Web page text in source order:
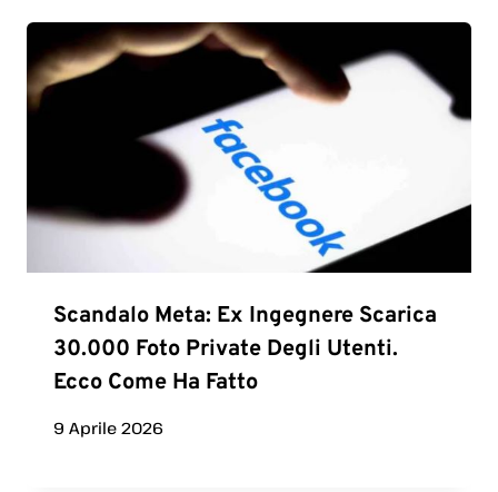
Scandalo Meta: Ex Ingegnere Scarica
30.000 Foto Private Degli Utenti.
Ecco Come Ha Fatto
9 Aprile 2026